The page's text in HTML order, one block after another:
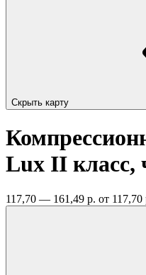
Скрыть карту
Lux II класс,
117,70 — 161,49 р. от 117,70